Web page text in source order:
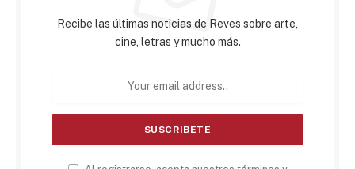
Recibe las últimas noticias de Reves sobre arte,
cine, letras y mucho más.